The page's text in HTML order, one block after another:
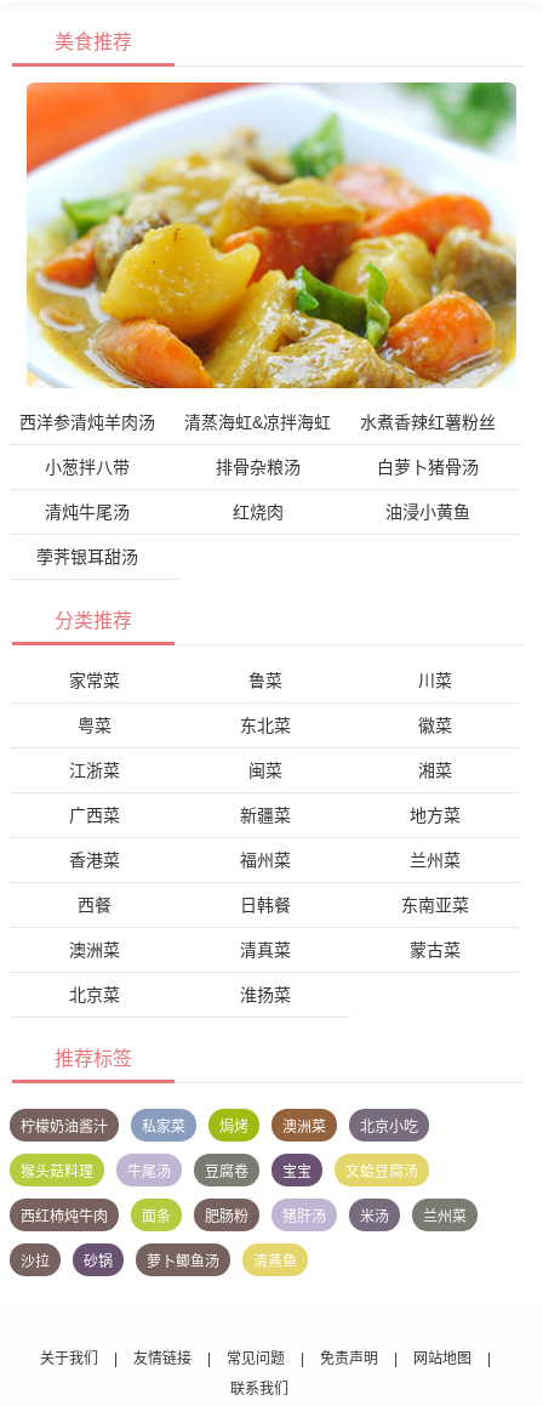
美食推荐
西洋参清炖羊肉汤 清蒸海虹&凉拌海虹 水煮香辣红薯粉丝
小葱拌八带 排骨杂粮汤 白萝卜猪骨汤
清炖牛尾汤 红烧肉 油浸小黄鱼
荸荠银耳甜汤
分类推荐
家常菜 鲁菜 川菜
粤菜 东北菜 徽菜
江浙菜 闽菜 湘菜
广西菜 新疆菜 地方菜
香港菜 福州菜 兰州菜
西餐 日韩餐 东南亚菜
澳洲菜 清真菜 蒙古菜
北京菜 淮扬菜
推荐标签
柠檬奶油酱汁 私家菜 焗烤 澳洲菜 北京小吃
猴头菇料理 牛尾汤 豆腐卷 宝宝 文蛤豆腐汤
西红柿炖牛肉 面条 肥肠粉 猪肝汤 米汤 兰州菜
沙拉 砂锅 萝卜鲫鱼汤 清蒸鱼
关于我们 | 友情链接 | 常见问题 | 免责声明 | 网站地图
|
联系我们